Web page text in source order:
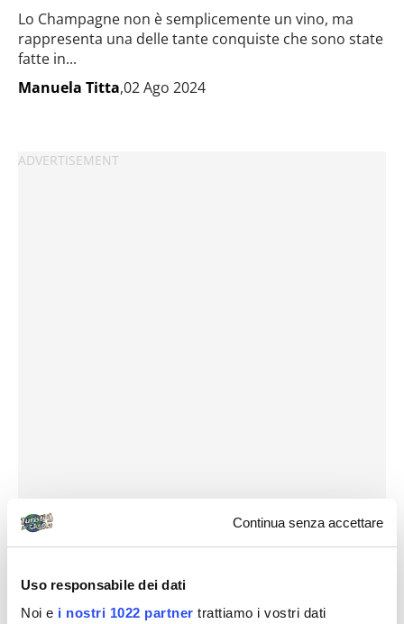
Continua senza accettare
Uso responsabile dei dati
Noi e i nostri 1022 partner trattiamo i vostri dati
Lo Champagne non è semplicemente un vino, ma
rappresenta una delle tante conquiste che sono state
fatte in...
Manuela Titta,02 Ago 2024